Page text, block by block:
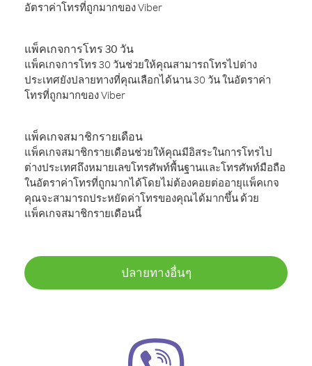
อัตราค่าโทรที่ถูกมากของ Viber
แพ็คเกจการโทร 30 วัน
แพ็คเกจการโทร 30 วันช่วยให้คุณสามารถโทรไปต่าง
ประเทศยังปลายทางที่คุณเลือกได้นาน 30 วัน ในอัตราค่า
โทรที่ถูกมากของ Viber
แพ็คเกจสมาชิกรายเดือน
แพ็คเกจสมาชิกรายเดือนช่วยให้คุณมีอิสระในการโทรไป
ต่างประเทศถึงหมายเลขโทรศัพท์พื้นฐานและโทรศัพท์มือถือ
ในอัตราค่าโทรที่ถูกมากได้โดยไม่ต้องคอยต่ออายุแพ็คเกจ
คุณจะสามารถประหยัดค่าโทรของคุณได้มากขึ้น ด้วย
แพ็คเกจสมาชิกรายเดือนนี้
ปลายทางอื่นๆ